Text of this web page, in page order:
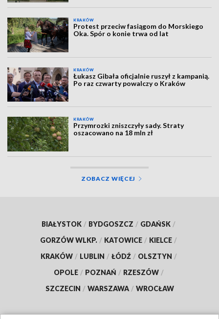
KRAKÓW
Protest przeciw fasiągom do Morskiego
Oka. Spór o konie trwa od lat
KRAKÓW
Łukasz Gibała oficjalnie ruszył z kampanią.
Po raz czwarty powalczy o Kraków
KRAKÓW
Przymrozki zniszczyły sady. Straty
oszacowano na 18 mln zł
ZOBACZ WIĘCEJ
BIAŁYSTOK / BYDGOSZCZ / GDAŃSK /
GORZÓW WLKP. / KATOWICE / KIELCE /
KRAKÓW / LUBLIN / ŁÓDŹ / OLSZTYN /
OPOLE / POZNAŃ / RZESZÓW /
SZCZECIN / WARSZAWA / WROCŁAW